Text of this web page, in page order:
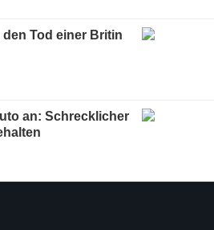
den Tod einer Britin
an: Schrecklicher